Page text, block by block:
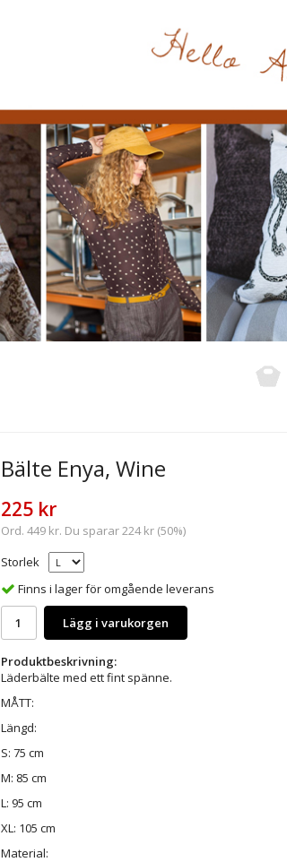
Bälte Enya, Wine
225 kr
Ord. 449 kr. Du sparar224 kr(50%)
Storlek
Finns i lager för omgående leverans
Lägg i varukorgen
Produktbeskrivning:
Läderbälte med ett fint spänne.
MÅTT:
Längd:
S: 75 cm
M: 85 cm
L: 95 cm
XL: 105 cm
Material: